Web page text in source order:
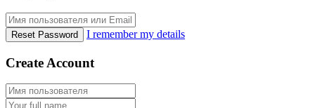
Reset Password I remember my details
Create Account